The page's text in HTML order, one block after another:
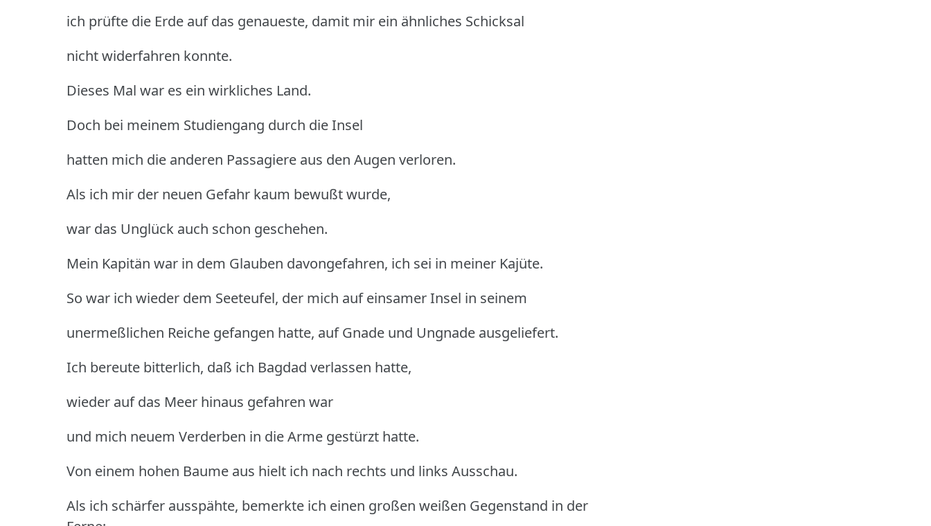
ich prüfte die Erde auf das genaueste, damit mir ein ähnliches Schicksal
nicht widerfahren konnte.
Dieses Mal war es ein wirkliches Land.
Doch bei meinem Studiengang durch die Insel
hatten mich die anderen Passagiere aus den Augen verloren.
Als ich mir der neuen Gefahr kaum bewußt wurde,
war das Unglück auch schon geschehen.
Mein Kapitän war in dem Glauben davongefahren, ich sei in meiner Kajüte.
So war ich wieder dem Seeteufel, der mich auf einsamer Insel in seinem
unermeßlichen Reiche gefangen hatte, auf Gnade und Ungnade ausgeliefert.
Ich bereute bitterlich, daß ich Bagdad verlassen hatte,
wieder auf das Meer hinaus gefahren war
und mich neuem Verderben in die Arme gestürzt hatte.
Von einem hohen Baume aus hielt ich nach rechts und links Ausschau.
Als ich schärfer ausspähte, bemerkte ich einen großen weißen Gegenstand in der